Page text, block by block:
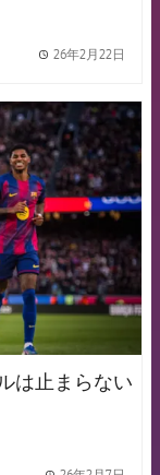
26年2月22日
badge
は止まらない